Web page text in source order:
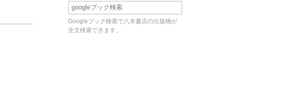
Googleブック検索で八木書店の出版物が
全文検索できます。